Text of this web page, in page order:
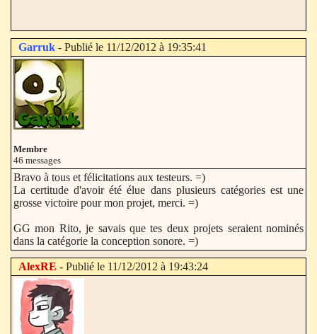
Garruk - Publié le 11/12/2012 à 19:35:41
Membre
46 messages
Bravo à tous et félicitations aux testeurs. =)
La certitude d'avoir été élue dans plusieurs catégories est une
grosse victoire pour mon projet, merci. =)
GG mon Rito, je savais que tes deux projets seraient nominés
dans la catégorie la conception sonore. =)
AlexRE - Publié le 11/12/2012 à 19:43:24